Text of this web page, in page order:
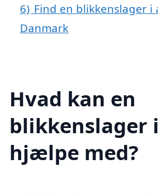
6) Find en blikkenslager i
Danmark
Hvad kan en
blikkenslager
hjælpe med?